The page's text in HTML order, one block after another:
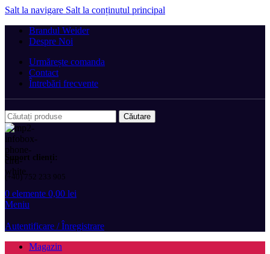
Salt la navigare Salt la conținutul principal
Brandul Weider
Despre Noi
Urmărește comanda
Contact
Întrebări frecvente
Căutare
Suport clienți:
(+40) 752 233 905
0 elemente 0,00 lei
Meniu
Autentificare / Înregistrare
Magazin